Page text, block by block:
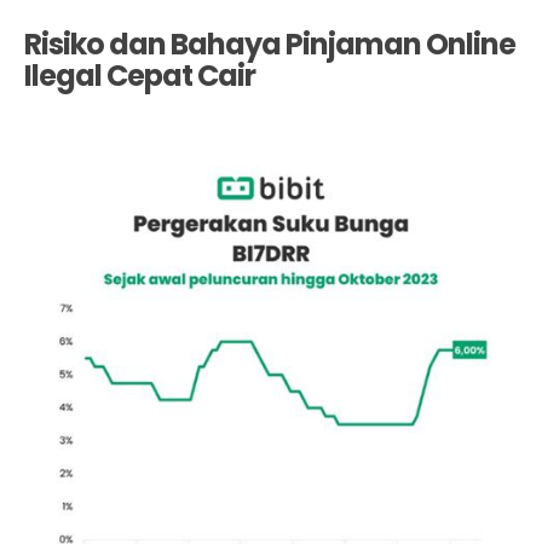
Risiko dan Bahaya Pinjaman Online
Ilegal Cepat Cair